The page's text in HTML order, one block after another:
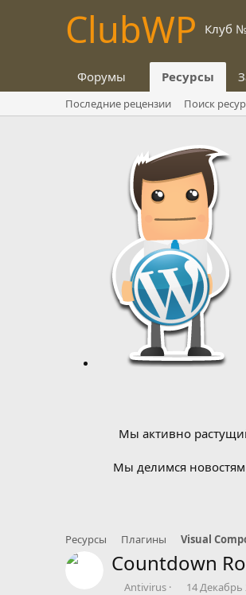
ClubWP Клуб
Форумы Ресурсы
Последние рецензии Поиск
Мы активно
Мы делимся
Ресурсы Плагины Visual
Countdown
А
Antivirus
Д
14 Декабрь